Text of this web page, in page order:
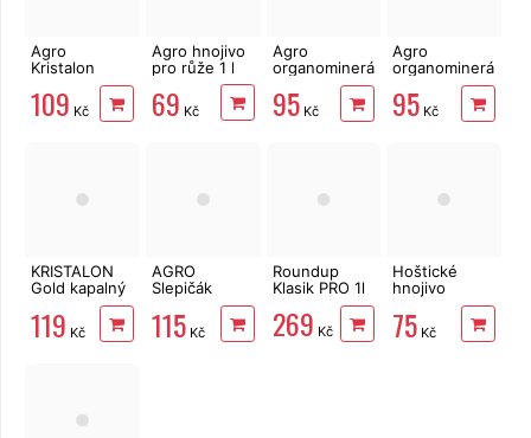
Agro
Kristalon
zdravé rajče
a paprika 0,5
109 Kč
Agro hnojivo
pro růže 1 l
69 Kč
Agro
organominerální
jahody 1kg
95Kč
Agro
organominerální
borůvky a
brusinky 1kg
95 Kč
KRISTALON
Gold kapalný
119 Kč
AGRO
Slepičák
115Kč
Roundup
Klasik PRO 1l
269 Kč
Hoštické
hnojivo
Muškáty s
guánem
500ml
75 Kč